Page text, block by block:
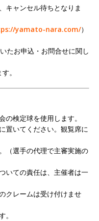
キャンセル待ちとなりま
yamato-nara.com/）
たお申込・お問合せに関し
。
の検定球を使用します。
置いてください。観覧席に
（選手の代理で主審実施の
いての責任は、主催者は一
クレームは受け付けませ
。